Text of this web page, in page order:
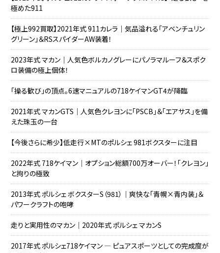
極めた911
【極上992買取】2021年式 911カレラ｜気品溢れる「アベンチュリン
グリーン」＆RSスパイダーAW装着！
2023年式 マカン｜人気色ボルカノグレーにパノラマルーフ＆スポク
ロ装備の極上個体！
「操る歓び」の頂点。6速マニュアルの718ケイマンGT4が降臨
2021年式 マカンGTS｜人気色クレヨンに「PSCB」＆「エアサス」を備
えた珠玉の一台
【今後さらに希少】低走行×MTのポルシェ 981ボクスターに注目
2022年式 718ケイマン｜オプション総額700万オーバー！「クレヨン」
と拘りの極致
2013年式 ポルシェ ボクスターS（981）｜爽快な「青幌×青内装」＆
パワークラフトの咆哮
走りと実用性のマカン｜2020年式 ポルシェ マカンS
2017年式 ポルシェ718ケイマン ― ピュアスポーツとしての完成度が